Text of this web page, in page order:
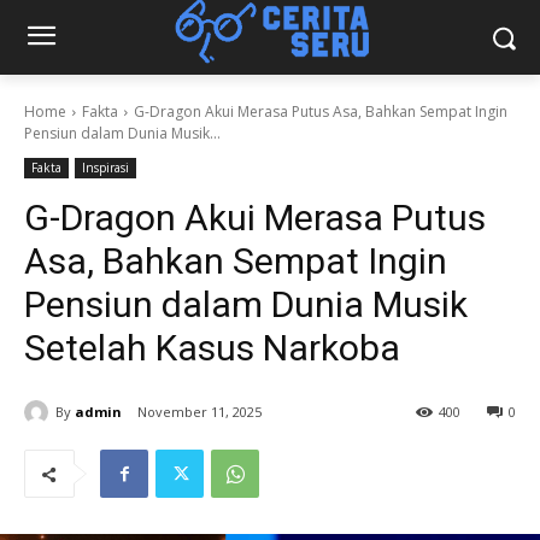
Home Fakta
G-Dragon Akui Merasa Putus Asa, Bahkan Sempat Ingin
Pensiun dalam Dunia Musik...
Fakta Inspirasi
G-Dragon Akui Merasa Putus
Asa, Bahkan Sempat Ingin
Pensiun dalam Dunia Musik
Setelah Kasus Narkoba
By admin November 11, 2025 0
400